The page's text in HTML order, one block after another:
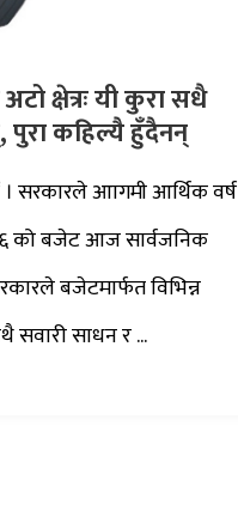
क्षेत्रः यी कुरा सधै
कहिल्यै हुँदैनन्
सरकारले आागमी आर्थिक वर्ष
को बजेट आज सार्वजनिक
बजेटमार्फत विभिन्न
सवारी साधन र ...